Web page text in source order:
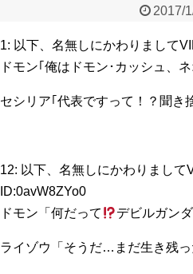
2017/
1: 以下、名無しにかわりまして
ドモン｢俺はドモン･カッシュ、
セシリア｢代表ですって！？聞き
12: 以下、名無しにかわりまし
ID:0avW8ZYo0
ドモン「何だって
デビルガン
ライゾウ「そうだ…まだ生き残っ